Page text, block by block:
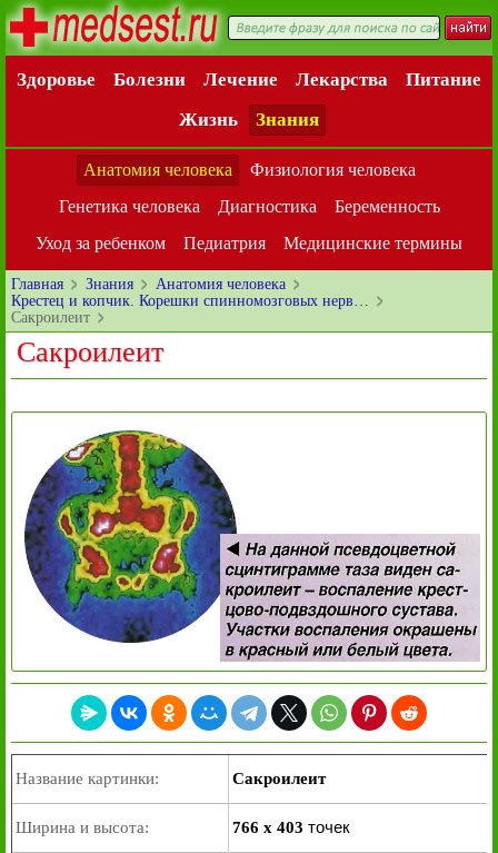
Здоровье Болезни Лечение Лекарства
Питание
Жизнь
Знания
Анатомия человека
Физиология человека
Генетика человека
Диагностика
Беременность
Уход за ребенком
Педиатрия Медицинские термины
Главная Знания
Анатомия человека
Крестец и копчик. Корешки спинномозговых нерв…
Сакроилеит
Сакроилеит
Название картинки: Сакроилеит
Ширина и высота: 766 x 403 точек